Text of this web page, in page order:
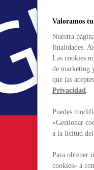
Valoramos
Nuestra
finalidades.
Las cookies
de marketing
que las
Privacidad.
Puedes
«Gestionar
a la licitud del
Para obtener
cookies» a